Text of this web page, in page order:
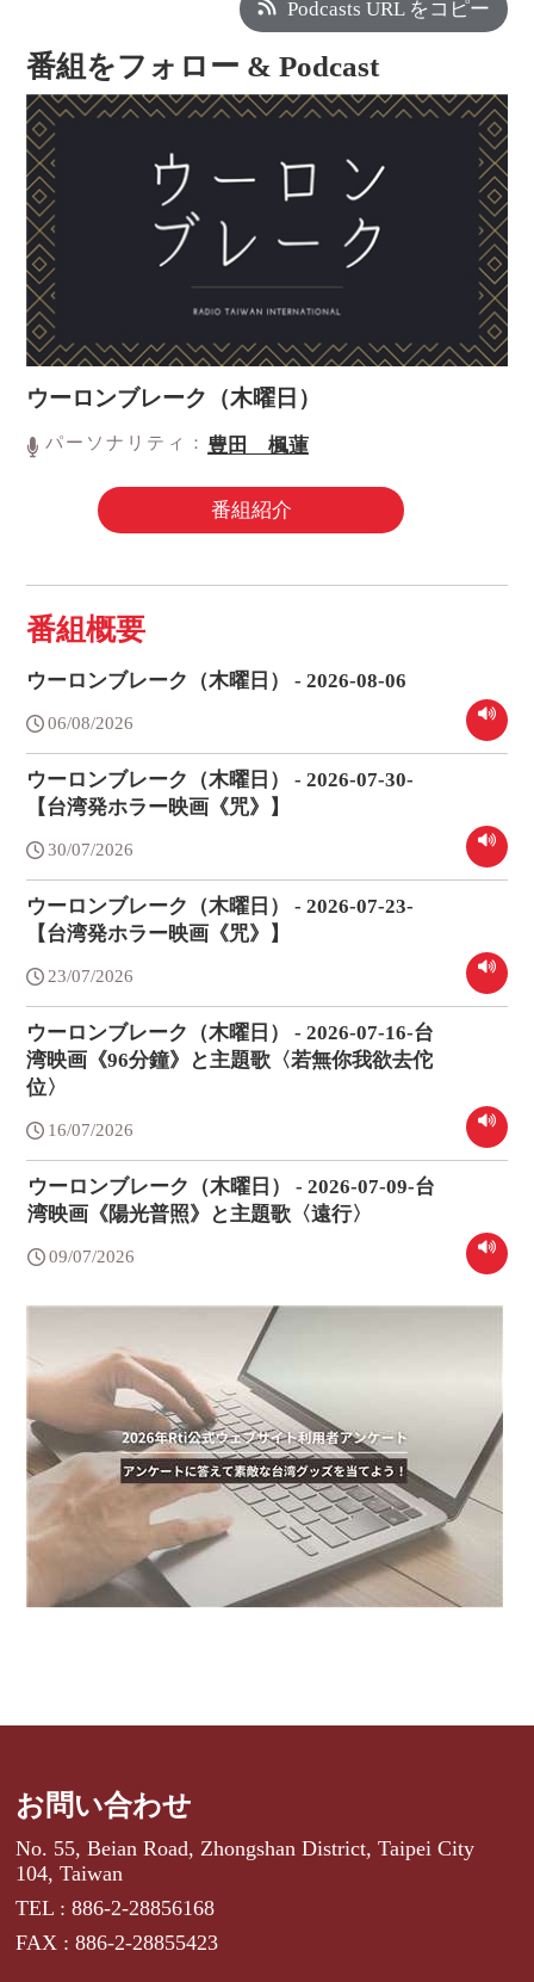
Podcasts URL をコピー
番組をフォロー & Podcast
ウーロンブレーク（木曜日）
パーソナリティ： 豊田 楓蓮
番組紹介
番組概要
ウーロンブレーク（木曜日） - 2026-08-06
06/08/2026
ウーロンブレーク（木曜日） - 2026-07-30-
【台湾発ホラー映画《咒》】
30/07/2026
ウーロンブレーク（木曜日） - 2026-07-23-
【台湾発ホラー映画《咒》】
23/07/2026
ウーロンブレーク（木曜日） - 2026-07-16-台
湾映画《96分鐘》と主題歌〈若無你我欲去佗
位〉
16/07/2026
ウーロンブレーク（木曜日） - 2026-07-09-台
湾映画《陽光普照》と主題歌〈遠行〉
09/07/2026
お問い合わせ
No. 55, Beian Road, Zhongshan District, Taipei City
104, Taiwan
TEL : 886-2-28856168
FAX : 886-2-28855423